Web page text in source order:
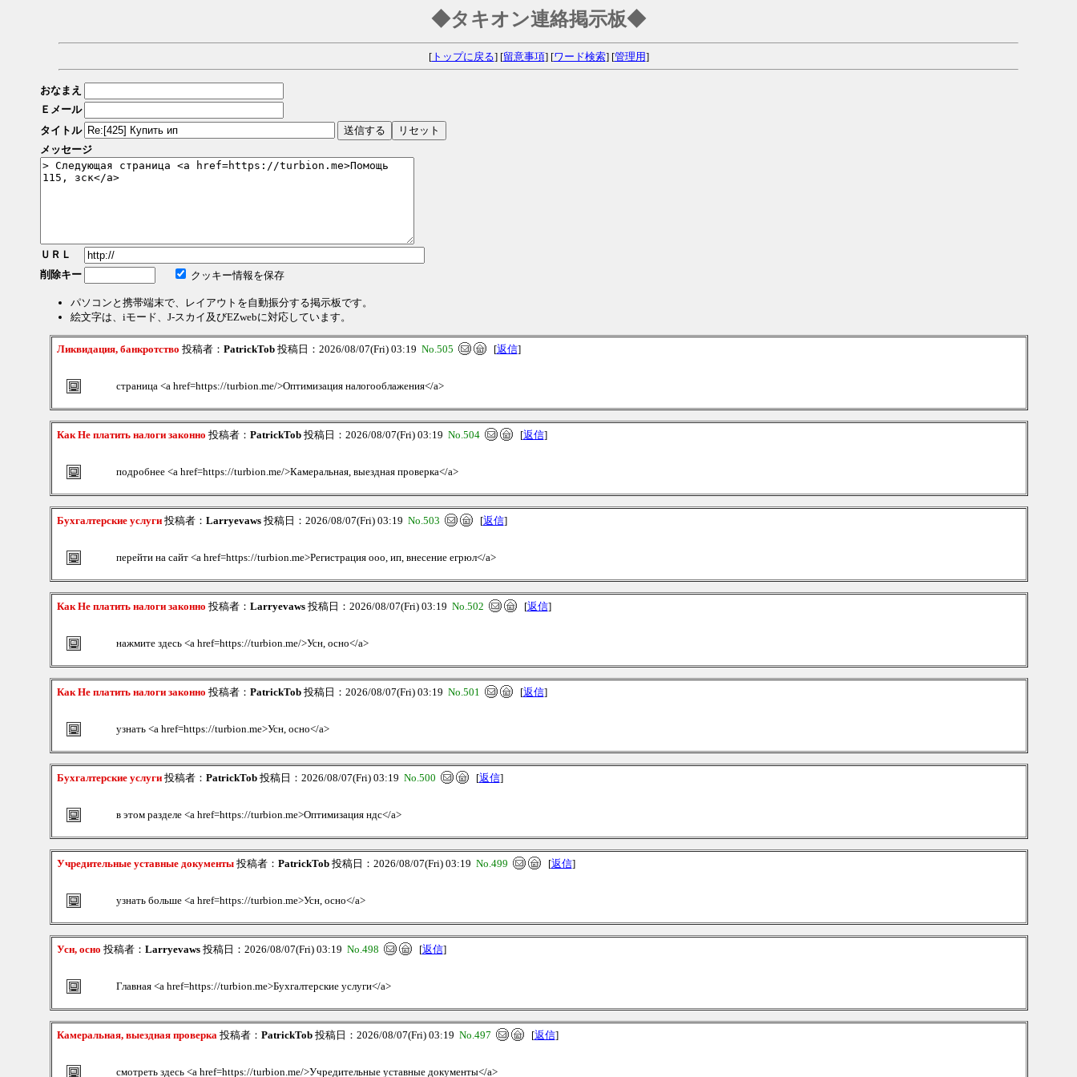
◆タキオン連絡掲示板◆
[トップに戻る] [留意事項] [ワード検索] [管理用]
おなまえ
Ｅメール
タイトル
メッセージ
ＵＲＬ
削除キー
クッキー情報を保存
パソコンと携帯端末で、レイアウトを自動振分する掲示板です。
絵文字は、iモード、J-スカイ及びEZwebに対応しています。
Ликвидация, банкротство 投稿者： PatrickTob投稿日：2026/08/07(Fri) 03:19 No.505 [返信]
страница <a href=https://turbion.me/>Оптимизация налогооблажения</a>
Как Не платить налоги законно 投稿者： PatrickTob投稿日：2026/08/07(Fri) 03:19 No.504 [返信]
подробнее <a href=https://turbion.me/>Камеральная, выездная проверка</a>
Бухгалтерские услуги投稿者： Larryevaws投稿日：2026/08/07(Fri) 03:19 No.503 [返信]
перейти на сайт <a href=https://turbion.me>Регистрация ооо, ип, внесение егрюл</a>
Как Не платить налоги законно 投稿者： Larryevaws投稿日：2026/08/07(Fri) 03:19 No.502 [返信]
нажмите здесь <a href=https://turbion.me/>Усн, осно</a>
Как Не платить налоги законно 投稿者： PatrickTob投稿日：2026/08/07(Fri) 03:19 No.501 [返信]
узнать <a href=https://turbion.me>Усн, осно</a>
Бухгалтерские услуги投稿者： PatrickTob投稿日：2026/08/07(Fri) 03:19 No.500 [返信]
в этом разделе <a href=https://turbion.me>Оптимизация ндс</a>
Учредительные уставные документы投稿者： PatrickTob投稿日：2026/08/07(Fri) 03:19 No.499 [返信]
узнать больше <a href=https://turbion.me>Усн, осно</a>
Усн, осно 投稿者： Larryevaws投稿日：2026/08/07(Fri) 03:19 No.498 [返信]
Главная <a href=https://turbion.me>Бухгалтерские услуги</a>
Камеральная, выездная проверка投稿者： PatrickTob投稿日：2026/08/07(Fri) 03:19 No.497 [返信]
смотреть здесь <a href=https://turbion.me/>Учредительные уставные документы</a>